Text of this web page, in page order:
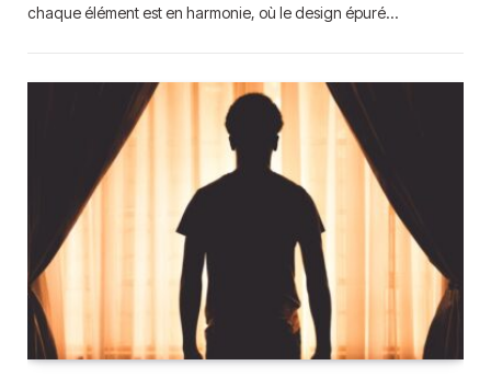
chaque élément est en harmonie, où le design épuré…